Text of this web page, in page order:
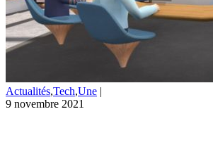
Actualités,Tech,Une |
9 novembre 2021